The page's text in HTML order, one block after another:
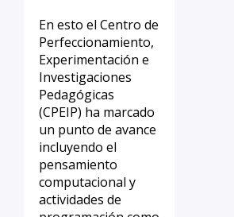
En esto el Centro de
Perfeccionamiento,
Experimentación e
Investigaciones
Pedagógicas
(CPEIP) ha marcado
un punto de avance
incluyendo el
pensamiento
computacional y
actividades de